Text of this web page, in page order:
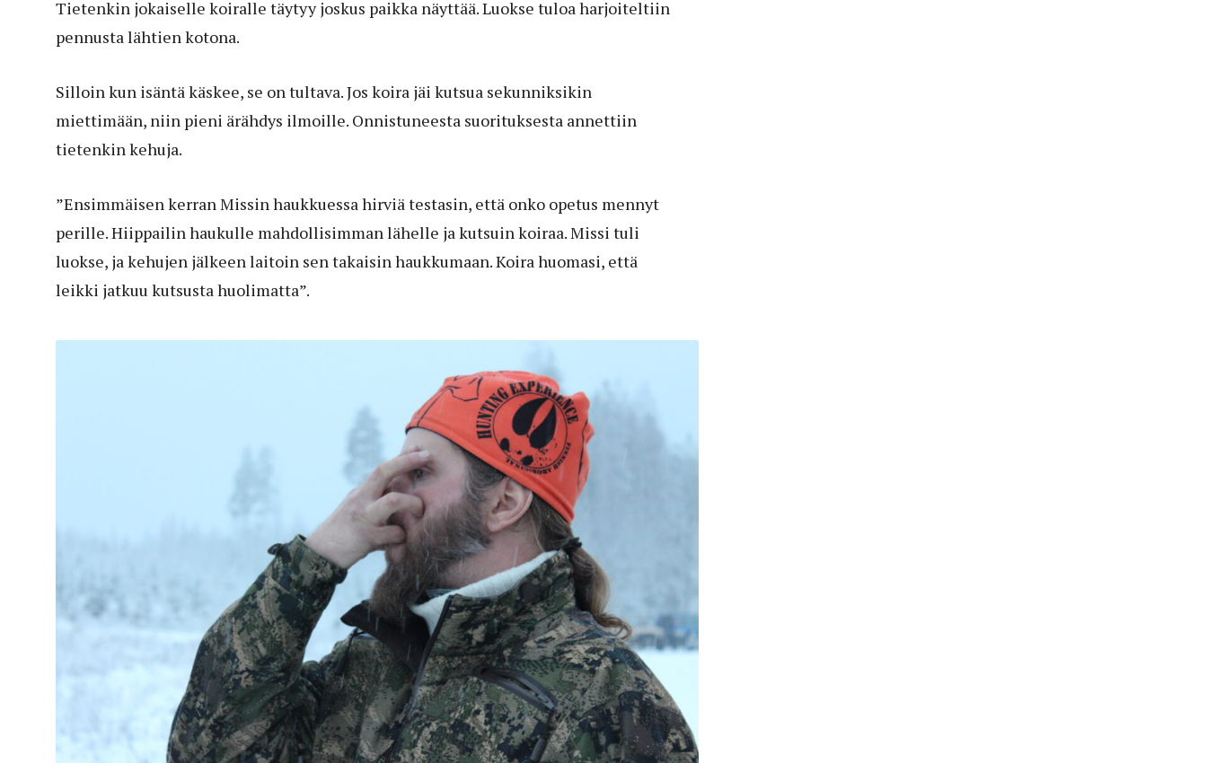
Tietenkin jokaiselle koiralle täytyy joskus paikka näyttää. Luokse tuloa harjoiteltiin
pennusta lähtien kotona.
Silloin kun isäntä käskee, se on tultava. Jos koira jäi kutsua sekunniksikin
miettimään, niin pieni ärähdys ilmoille. Onnistuneesta suorituksesta annettiin
tietenkin kehuja.
”Ensimmäisen kerran Missin haukkuessa hirviä testasin, että onko opetus mennyt
perille. Hiippailin haukulle mahdollisimman lähelle ja kutsuin koiraa. Missi tuli
luokse, ja kehujen jälkeen laitoin sen takaisin haukkumaan. Koira huomasi, että
leikki jatkuu kutsusta huolimatta”.